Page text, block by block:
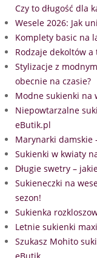
Czy to długość dla
Wesele 2026: Jak
Komplety basic na
Rodzaje dekoltów
Stylizacje z
obecnie na czasie?
Modne sukienki na
Niepowtarzalne
eButik.pl
Marynarki damskie
Sukienki w kwiaty
Długie swetry –
Sukieneczki na
sezon!
Sukienka
Letnie sukienki
Szukasz Mohito
eButik